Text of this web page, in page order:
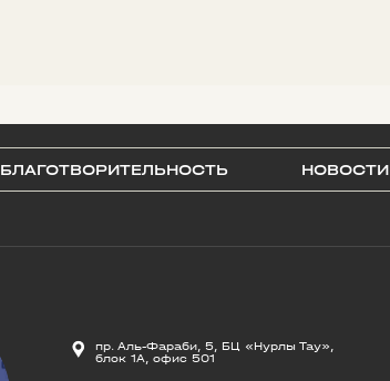
БЛАГОТВОРИТЕЛЬНОСТЬ НОВОСТИ
пр. Аль-Фараби, 5, БЦ «Нурлы Тау»,
блок 1А, офис 501